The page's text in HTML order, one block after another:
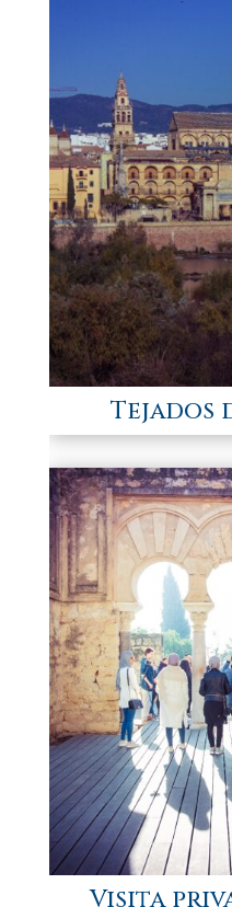
Tejados
Visita